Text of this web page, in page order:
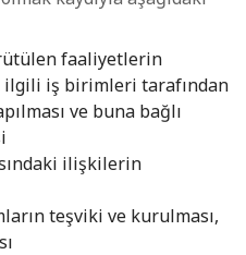
faaliyetlerin
iş birimleri tarafından
ve buna bağlı
ilişkilerin
teşviki ve kurulması,